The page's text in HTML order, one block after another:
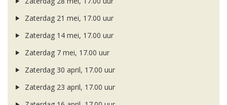
Zaterdag 21 mei, 17.00 uur
Zaterdag 14 mei, 17.00 uur
Zaterdag 7 mei, 17.00 uur
Zaterdag 30 april, 17.00 uur
Zaterdag 23 april, 17.00 uur